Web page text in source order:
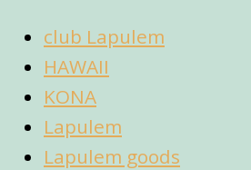
club Lapulem
HAWAII
KONA
Lapulem
Lapulem goods